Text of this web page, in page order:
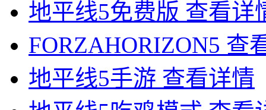
地平线5免费版 查看详
FORZAHORIZON5 查
地平线5手游 查看详情